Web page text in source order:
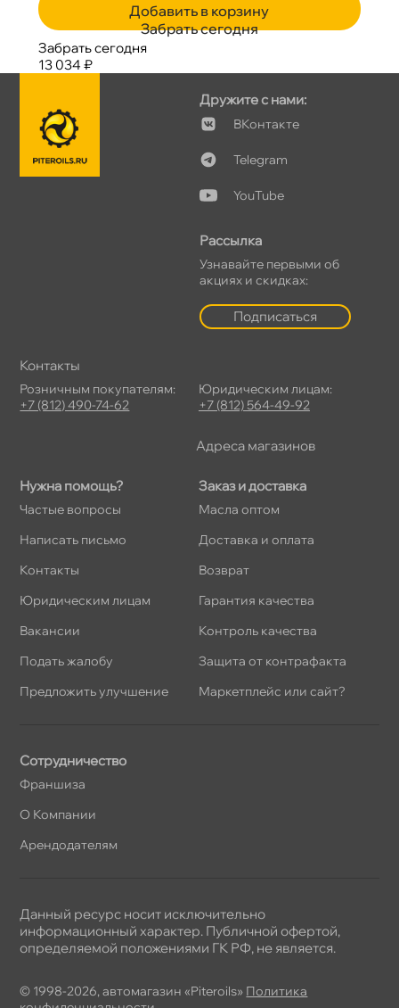
Добавить в корзину
Забрать сегодня
Забрать сегодня
13 034 ₽
Нужна помощь?
Частые вопросы
Написать письмо
Контакты
Юридическим лицам
акансии
Подать жалобу
Предложить улучшение
Заказ и доставка
Масла оптом
Доставка и оплата
озврат
Гарантия качества
Контроль качества
Защита от контрафакта
Маркетплейс или сайт?
Дружите с нами:
Контакте
Telegram
YouTube
Рассылка
Узнавайте первыми о
акциях и скидках:
Подписаться
Сотрудничество
Франшиза
О Компании
Арендодателям
Контакты
Розничным покупателям:
+7 (812) 490-74-62
Юридическим лицам:
+7 (812) 564-49-92
Адреса магазино
© 1998-2026, автомагазин «Piteroils» Политика
Данный ресурс носит исключительно
информационный характер. Публичной офертой,
определяемой положениями ГК РФ, не является.